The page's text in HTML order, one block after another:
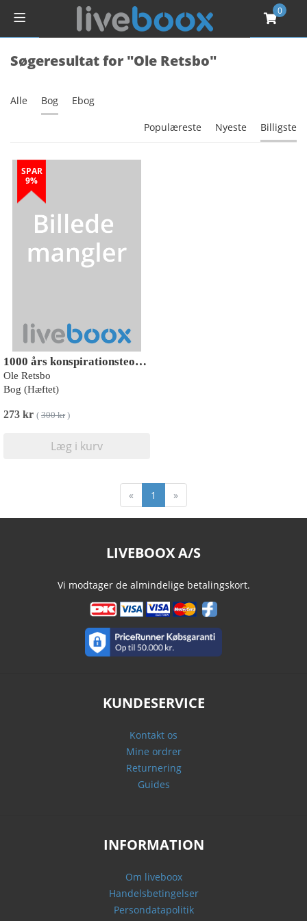
0
Søgeresultat for "Ole Retsbo"
Alle Bog Ebog
Populæreste Nyeste Billigste
SPAR
9%
1000 års konspirationsteorier
Ole Retsbo
Bog (Hæftet)
273 kr ( 300 kr)
Læg i kurv
« 1 »
LIVEBOOX A/S
Vi modtager de almindelige betalingskort.
KUNDESERVICE
Kontakt os
Mine ordrer
Returnering
Guides
INFORMATION
Om liveboox
Handelsbetingelser
Persondatapolitik